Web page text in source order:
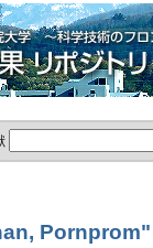
Pornprom"